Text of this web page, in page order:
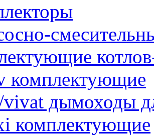
комплектующие
дымоходы
комплектующие